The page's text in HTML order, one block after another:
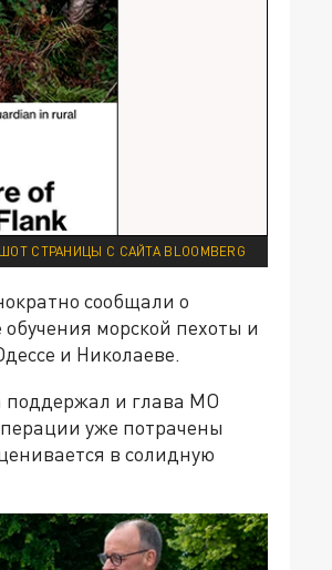
СТРАНИЦЫ С САЙТА BLOOMBERG
сообщали о
морской пехоты и
и Николаеве.
поддержал и глава МО
уже потрачены
в солидную